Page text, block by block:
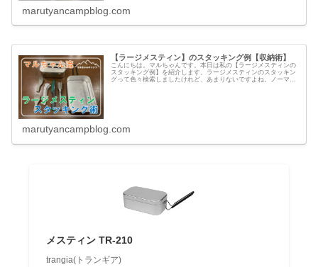
marutyancampblog.com
【ラージメスティン】のスタッキング例【収納術】
こんにちは。マルちゃんです。本日は私の【ラージメスティンの
スタッキング例】を紹介します。ラージメスティンのスタッキン
グって色々検索しましたけれど、あまりないですよね。ノーマル
marutyancampblog.com
メスティン TR-210
trangia(トランギア)